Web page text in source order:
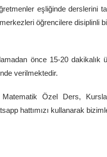
eşliğinde derslerini
öğrencilere disiplinli
önce 15-20 dakikalık
verilmektedir.
Özel Ders,
hattımızı kullanarak